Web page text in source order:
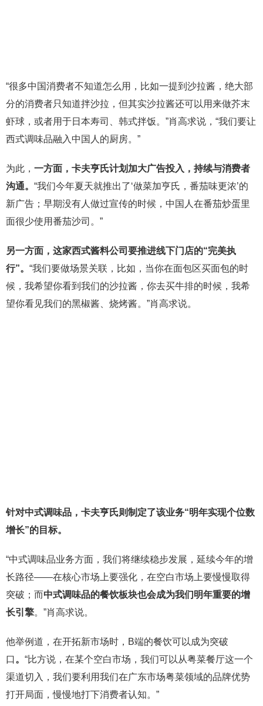
“很多中国消费者不知道怎么用，比如一提到沙拉酱，绝大部
分的消费者只知道拌沙拉，但其实沙拉酱还可以用来做芥末
虾球，或者用于日本寿司、韩式拌饭。”肖高求说，“我们要让
西式调味品融入中国人的厨房。”
为此， 一方面，卡夫亨氏计划加大广告投入，持续与消费者
沟通。 “我们今年夏天就推出了‘做菜加亨氏，番茄味更浓’的
新广告；早期没有人做过宣传的时候，中国人在番茄炒蛋里
面很少使用番茄沙司。”
另一方面，这家西式酱料公司要推进线下门店的“完美执
行”。 “我们要做场景关联，比如，当你在面包区买面包的时
候，我希望你看到我们的沙拉酱，你去买牛排的时候，我希
望你看见我们的黑椒酱、烧烤酱。”肖高求说。
针对中式调味品，卡夫亨氏则制定了该业务“明年实现个位数
增长”的目标。
“中式调味品业务方面，我们将继续稳步发展，延续今年的增
长路径——在核心市场上要强化，在空白市场上要慢慢取得
突破；而中式调味品的餐饮板块也会成为我们明年重要的增
长引擎。”肖高求说。
他举例道，在开拓新市场时，B端的餐饮可以成为突破
口。 “比方说，在某个空白市场，我们可以从粤菜餐厅这一个
渠道切入，我们要利用我们在广东市场粤菜领域的品牌优势
打开局面，慢慢地打下消费者认知。”